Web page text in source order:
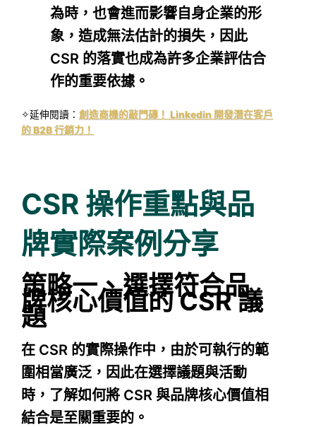
為時，也會進而影響自身企業的形
象，造成無法估計的損失，因此
CSR 的落實也成為許多企業評估合
作的重要依據。
✧延伸閱讀： 創造商機的敲門磚！ Linkedin 開發潛在客戶
的 B2B 行銷力！
CSR 操作重點與品
牌實際案例分享
策略一、選擇符合品
牌核心價值的 CSR 議
題
在 CSR 的實際操作中，由於可執行的範
圍相當廣泛，因此在選擇議題與活動
時，了解如何將 CSR 與品牌核心價值相
結合是至關重要的。